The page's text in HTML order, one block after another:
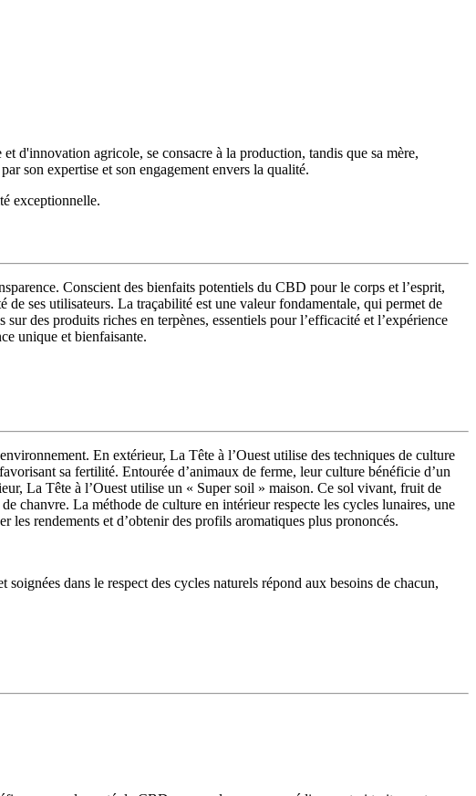
d'innovation agricole, se consacre à la production, tandis que sa mère,
son expertise et son engagement envers la qualité.
exceptionnelle.
. Conscient des bienfaits potentiels du CBD pour le corps et l’esprit,
de ses utilisateurs. La traçabilité est une valeur fondamentale, qui permet de
surdes produits riches en terpènes, essentiels pour l’efficacité et l’expérience
unique et bienfaisante.
. En extérieur, La Tête à l’Ouest utilise des techniques de culture
sa fertilité. Entourée d’animaux de ferme, leur culture bénéficie d’un
La Tête à l’Ouest utilise un « Super soil » maison. Ce sol vivant, fruit de
chanvre. La méthode de culture en intérieurrespecte les cycles lunaires, une
les rendements et d’obtenir des profils aromatiques plus prononcés.
dans le respect des cycles naturels répond aux besoins de chacun,